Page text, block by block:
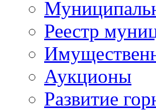
Реестр
Аукционы
Развитие